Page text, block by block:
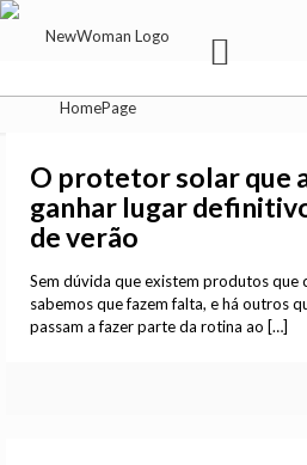
O protetor solar que
ganhar lugar
de verão
Sem dúvida que existem produtos que
sabemos que fazem falta, e há outros
passam a fazer parte da rotina ao […]